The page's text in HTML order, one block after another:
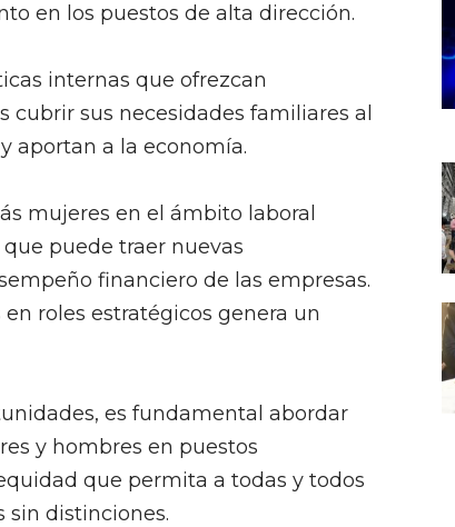
en los puestos de alta dirección.
internas que ofrezcan
sus necesidades familiares al
aportan a la economía.
mujeres en el ámbito laboral
puede traer nuevas
financiero de las empresas.
roles estratégicos genera un
es fundamental abordar
y hombres en puestos
que permita a todas y todos
sin distinciones.